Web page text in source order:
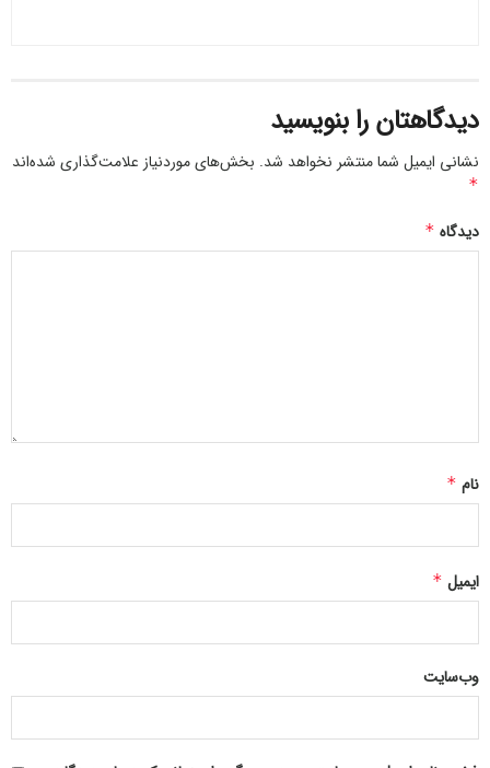
۲۳۳۲۳۶
دیدگاهتان را بنویسید
نشانی ایمیل شما منتشر نخواهد شد. بخش‌های موردنیاز علامت‌گذاری شده‌اند
*
دیدگاه*
نام*
ایمیل*
وب‌سایت